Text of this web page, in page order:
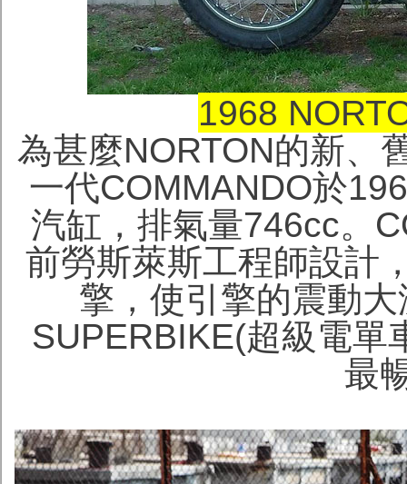
1968
為甚麼NORTON的新、
一代COMMANDO於
汽缸，排氣量746cc。
前勞斯萊斯工程師設計
擎，使引擎的震動
SUPERBIKE(超級電單
最